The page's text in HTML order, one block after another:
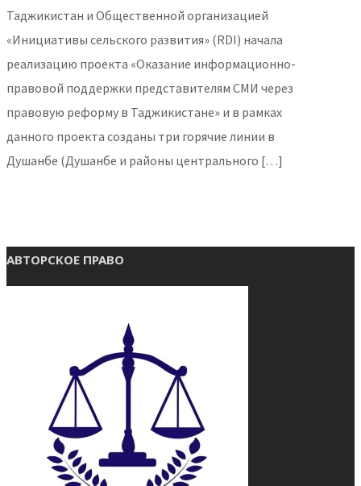
Таджикистан и Общественной организацией
«Инициативы сельского развития» (RDI) начала
реализацию проекта «Оказание информационно-
правовой поддержки представителям СМИ через
правовую реформу в Таджикистане» и в рамках
данного проекта созданы три горячие линии в
Душанбе (Душанбе и районы центрального […]
АВТОРСКОЕ ПРАВО